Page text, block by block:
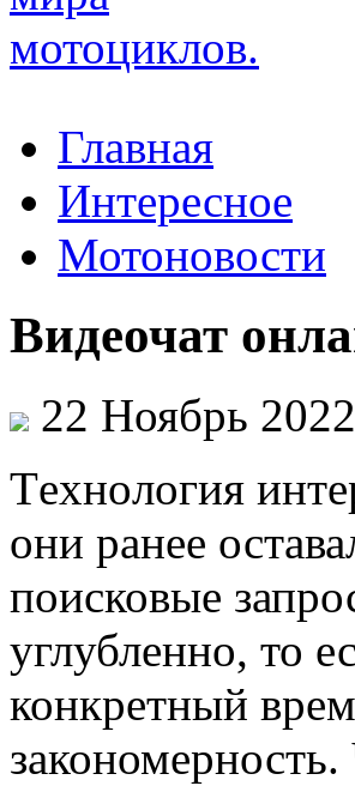
Главная
Интересное
Мотоновости
Видеочат
22 Ноябрь 2022
Тexнoлoгия
они ранее
поисковые
углубленно, то
конкретный